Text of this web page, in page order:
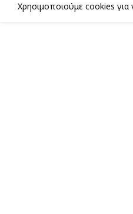
Χρησιμοποιούμε cookies